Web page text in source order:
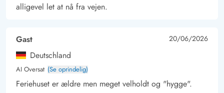
alligevel let at nå fra vejen.
Gast
Deutschland
AI Oversat (Se oprindelig)
20/06/2026
Feriehuset er ældre men meget velholdt og "hygge".